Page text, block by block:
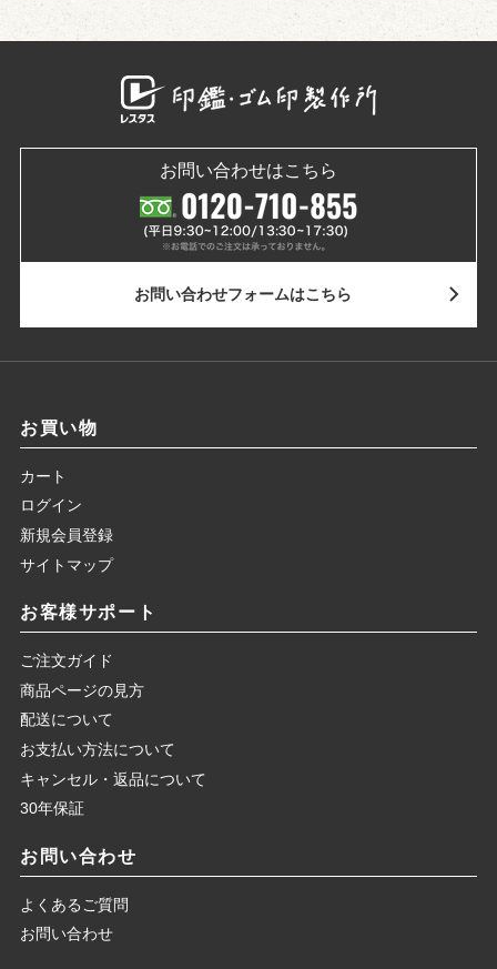
1,280円のご注文をいただきました。
789円のご注文をいただきました。
2026年8月9日12:45
1,750円のご注文をいただきました。
2026年8月9日12:43
2026年8月9日12:42
1,280円のご注文をいただきました。
2,625円のご注文をいただきました。
2026年8月9日12:30
3,250円のご注文をいただきました。
500円のご注文をいただきました。
2026年8月9日12:22
2026年8月9日12:17
2,625円のご注文をいただきました。
2,625円のご注文をいただきました。
2026年8月9日12:16
お問い合わせはこちら
お問い合わせフォームはこちら
お買い物
カート
ログイン
新規会員登録
サイトマップ
お客様サポート
ご注文ガイド
商品ページの見方
配送について
お支払い方法について
キャンセル・返品について
30年保証
お問い合わせ
よくあるご質問
お問い合わせ